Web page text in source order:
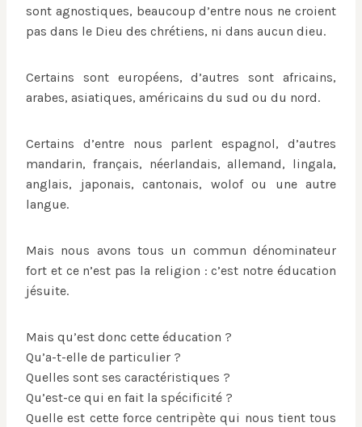
sont agnostiques, beaucoup d’entre nous ne croient
pas dans le Dieu des chrétiens, ni dans aucun dieu.
Certains sont européens, d’autres sont africains,
arabes, asiatiques, américains du sud ou du nord.
Certains d’entre nous parlent espagnol, d’autres
mandarin, français, néerlandais, allemand, lingala,
anglais, japonais, cantonais, wolof ou une autre
langue.
Mais nous avons tous un commun dénominateur
fort et ce n’est pas la religion : c’est notre éducation
jésuite.
Mais qu’est donc cette éducation ?
Qu’a-t-elle de particulier ?
Quelles sont ses caractéristiques ?
Qu’est-ce qui en fait la spécificité ?
Quelle est cette force centripète qui nous tient tous